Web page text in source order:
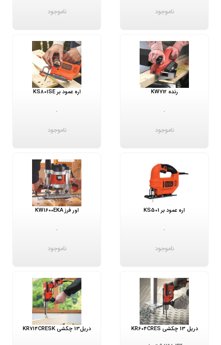
ناموجود ناموجود
رنده KW712
-
ناموجود
اره عمود بر KS801SE
-
ناموجود
اره عمود بر KS501
-
ناموجود
اور فرز KW1600EKA
-
ناموجود
دریل 13 چکشی KR604CRES دریل13 چکشی KR714CRESK